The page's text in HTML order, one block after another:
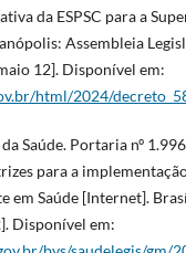
da ESPSC para a
Assembleia
12]. Disponível em:
html/2024/
Saúde. Portaria nº
para a
em Saúde [Internet].
Disponível em: